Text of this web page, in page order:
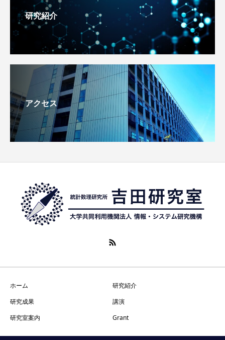
研究紹介
アクセス
ホーム
研究紹介
研究成果
講演
研究室案内
Grant